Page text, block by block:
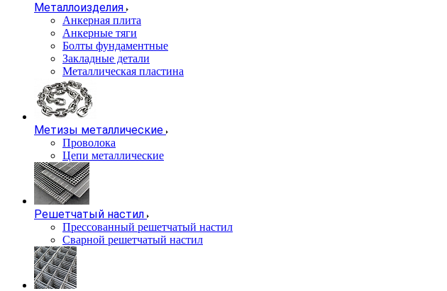
Металлоизделия
Анкерная плита
Анкерные тяги
Болты фундаментные
Закладные детали
Металлическая пластина
Метизы металлические
Проволока
Цепи металлические
Решетчатый настил
Прессованный решетчатый настил
Сварной решетчатый настил